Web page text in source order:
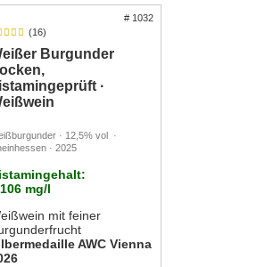
# 1032
(16)
Burgunder
·
· 12,5% vol ·
· 2025
mg/l
mit feiner
AWC Vienna